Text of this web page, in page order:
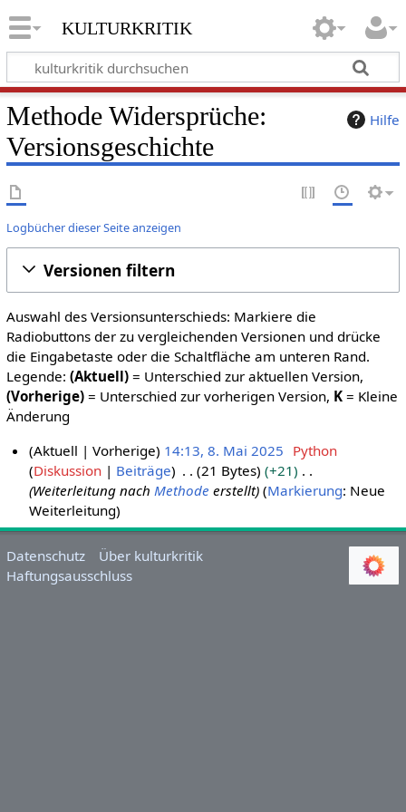
kulturkritik
Hilfe
Methode Widersprüche:
Versionsgeschichte
Logbücher dieser Seite anzeigen
Versionen filtern
Auswahl des Versionsunterschieds: Markiere die
Radiobuttons der zu vergleichenden Versionen und drücke
die Eingabetaste oder die Schaltfläche am unteren Rand.
Legende: (Aktuell)= Unterschied zur aktuellen Version,
(Vorherige)= Unterschied zur vorherigen Version, K= Kleine
Änderung
a
i
2
Aktuell Vorherige 14:13, 8. Mai 2025 Python
Diskussion
Beiträge 21 Bytes
+21
Weiterleitung nachMethode erstellt Markierung: Neue
Weiterleitung
Datenschutz
Über kulturkritik
Haftungsausschluss